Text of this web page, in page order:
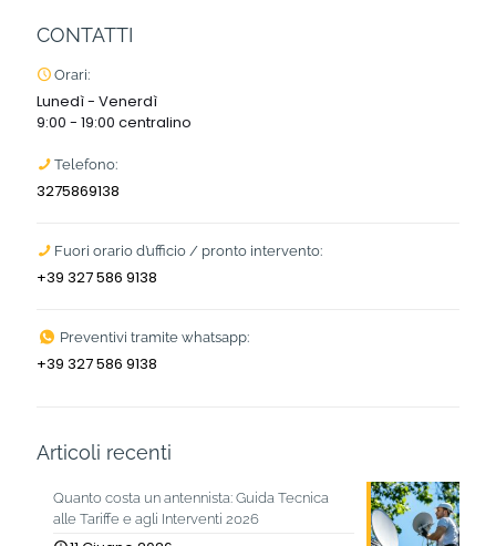
CONTATTI
Orari:
Lunedì - Venerdì
9:00 - 19:00 centralino
Telefono:
3275869138
Fuori orario d’ufficio / pronto intervento:
+39 327 586 9138
Preventivi tramite whatsapp:
+39 327 586 9138
Articoli recenti
Quanto costa un antennista: Guida Tecnica
alle Tariffe e agli Interventi 2026